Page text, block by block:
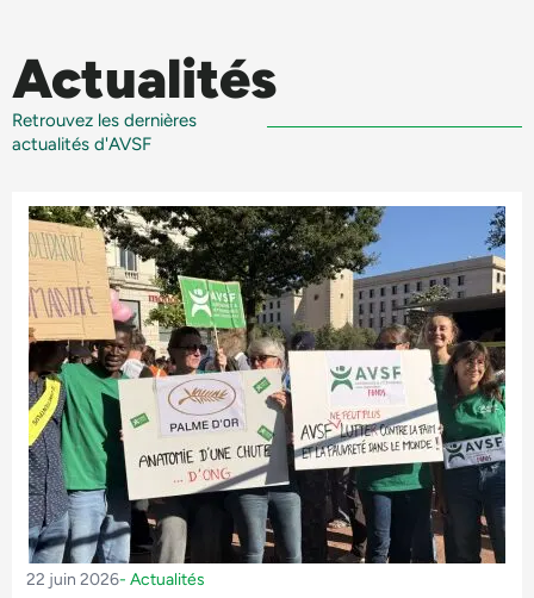
Actualités
Retrouvez les dernières
actualités d'AVSF
22 juin 2026- Actualités